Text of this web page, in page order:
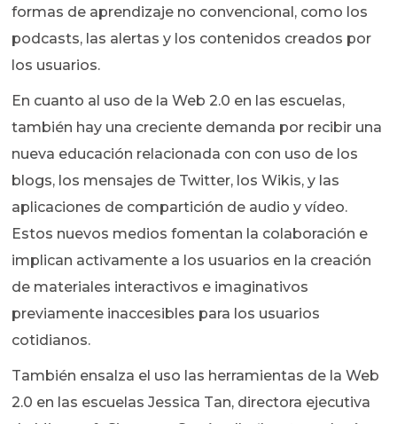
formas de aprendizaje no convencional, como los
podcasts, las alertas y los contenidos creados por
los usuarios.
En cuanto al uso de la Web 2.0 en las escuelas,
también hay una creciente demanda por recibir una
nueva educación relacionada con con uso de los
blogs, los mensajes de Twitter, los Wikis, y las
aplicaciones de compartición de audio y vídeo.
Estos nuevos medios fomentan la colaboración e
implican activamente a los usuarios en la creación
de materiales interactivos e imaginativos
previamente inaccesibles para los usuarios
cotidianos.
También ensalza el uso las herramientas de la Web
2.0 en las escuelas Jessica Tan, directora ejecutiva